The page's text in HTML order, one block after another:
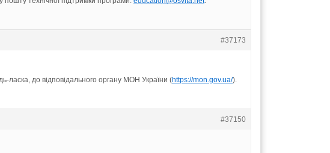
#37173
ласка, до відповідального органу МОН України (https://mon.gov.ua/).
#37150